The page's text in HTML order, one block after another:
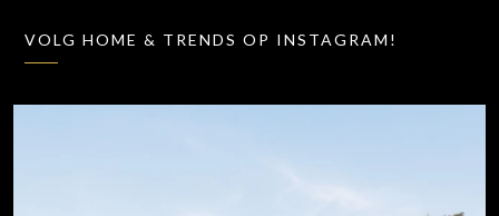
VOLG HOME & TRENDS OP INSTAGRAM!